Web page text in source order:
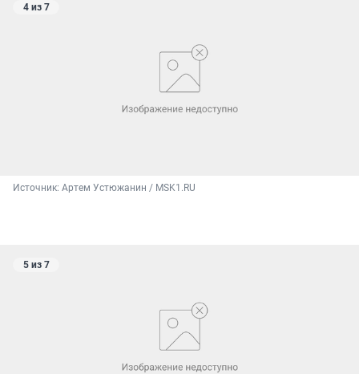
4 из 7
Источник: Артем Устюжанин / MSK1.RU
5 из 7